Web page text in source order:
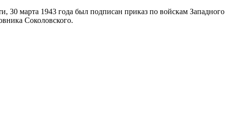
30 марта 1943 года был подписан приказ по войскам Западного
Соколовского.